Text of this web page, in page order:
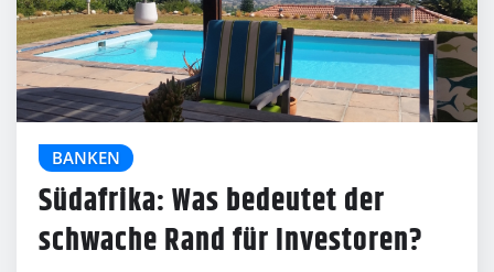
BANKEN
Südafrika: Was bedeutet der
schwache Rand für Investoren?